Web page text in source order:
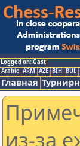
Logged on: Gast
Arabic ARM AZE BIH BUL
Главная
из-за